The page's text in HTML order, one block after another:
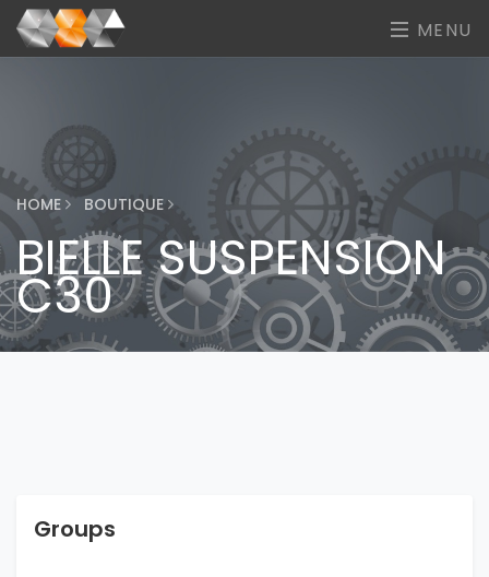
MENU
HOME BOUTIQUE
BIELLE SUSPENSION
C30
Groups